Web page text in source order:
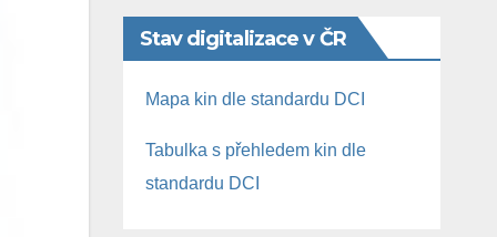
Stav digitalizace v ČR
Mapa kin dle standardu DCI
Tabulka s přehledem kin dle
standardu DCI